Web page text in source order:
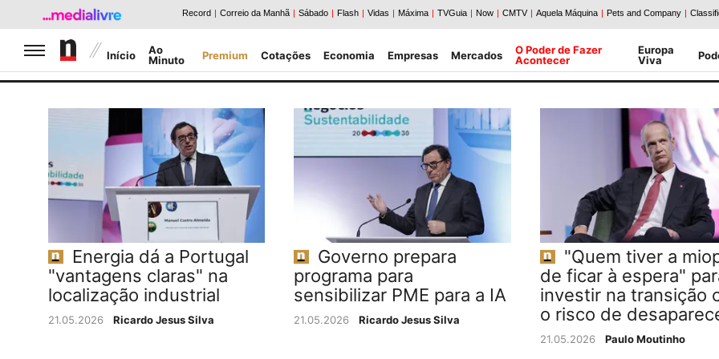
Jornal de Negócios
Início
Ao
Minuto
Premium Cotações Economia Empresas Mercados
O Poder de Fazer
Acontecer
Europa
Viva
Energia dá a Portugal
"vantagens claras" na
localização industrial
21.05.2026 Ricardo Jesus Silva
Governo prepara
programa para
sensibilizar PME para a IA
21.05.2026 Ricardo Jesus Silva
"Quem tiver a
de ficar à espera"
investir na transição
o risco de
21.05.2026 Paulo Moutinho